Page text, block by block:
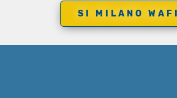
SI MILANO